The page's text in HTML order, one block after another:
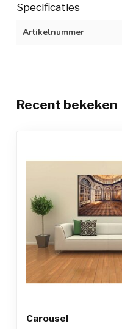
Specificaties
Artikelnummer
Recent bekeken
Carousel